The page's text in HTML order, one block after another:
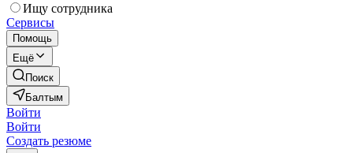
Ищу сотрудника
Сервисы
Помощь
Ещё
Поиск
Балтым
Войти
Войти
Создать резюме